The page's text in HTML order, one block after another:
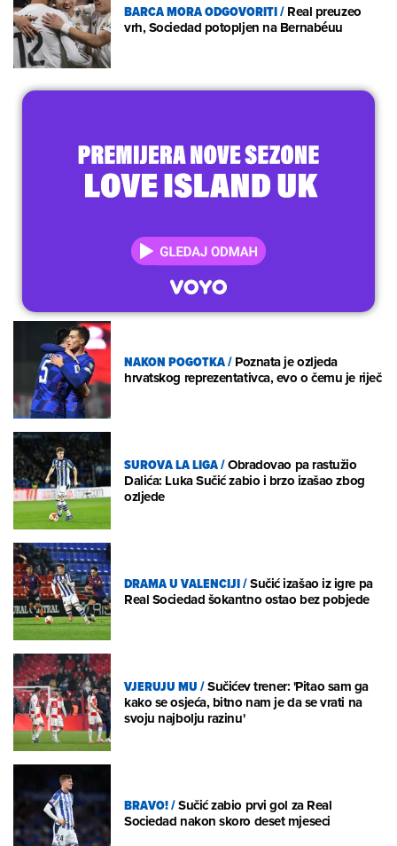
BARCA MORA ODGOVORITI/Real preuzeo
vrh, Sociedad potopljen na Bernabéuu
NAKON POGOTKA/Poznata je ozljeda
hrvatskog reprezentativca, evo o čemu je riječ
SUROVA LA LIGA/Obradovao pa rastužio
Dalića: Luka Sučić zabio i brzo izašao zbog
ozljede
DRAMA U VALENCIJI/Sučić izašao iz igre pa
Real Sociedad šokantno ostao bez pobjede
VJERUJU MU/Sučićev trener: 'Pitao sam ga
kako se osjeća, bitno nam je da se vrati na
svoju najbolju razinu'
BRAVO!/Sučić zabio prvi gol za Real
Sociedad nakon skoro deset mjeseci